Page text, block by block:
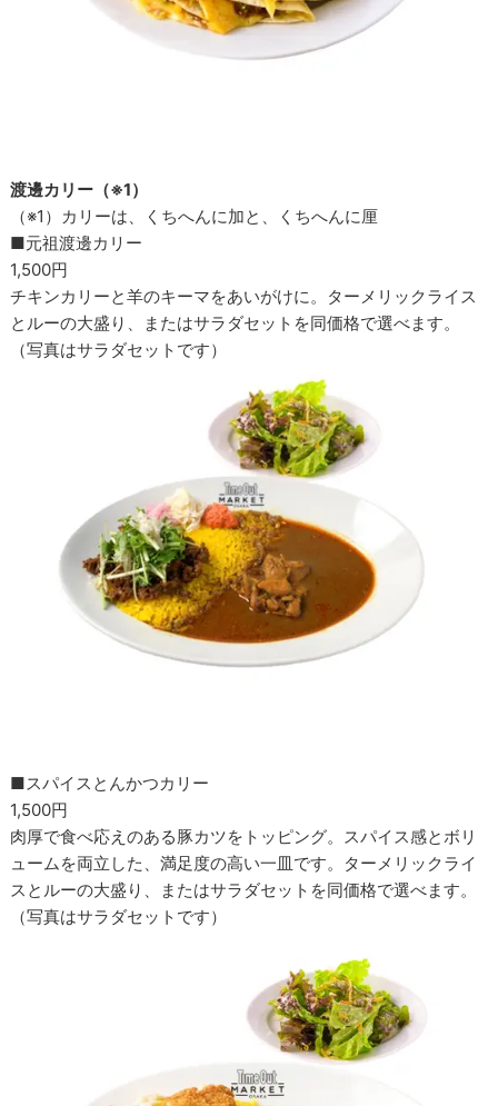
渡邊カリー（※1）
（※1）カリーは、くちへんに加と、くちへんに厘
■元祖渡邊カリー
1,500円
チキンカリーと羊のキーマをあいがけに。ターメリックライス
とルーの大盛り、またはサラダセットを同価格で選べます。
（写真はサラダセットです）
■スパイスとんかつカリー
1,500円
肉厚で食べ応えのある豚カツをトッピング。スパイス感とボリ
ュームを両立した、満足度の高い一皿です。ターメリックライ
スとルーの大盛り、またはサラダセットを同価格で選べます。
（写真はサラダセットです）